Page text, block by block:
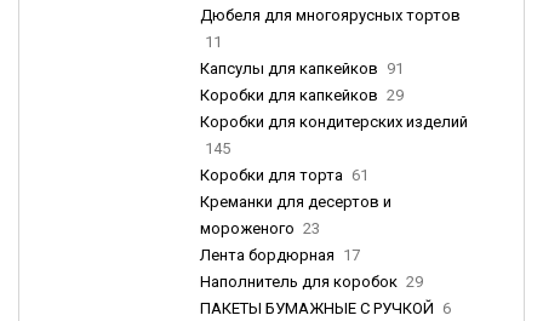
Дюбеля для многоярусных тортов
11
Капсулы для капкейков 91
Коробки для капкейков 29
Коробки для кондитерских изделий
145
Коробки для торта 61
Креманки для десертов и
мороженого 23
Лента бордюрная 17
Наполнитель для коробок 29
ПАКЕТЫ БУМАЖНЫЕ С РУЧКОЙ 6